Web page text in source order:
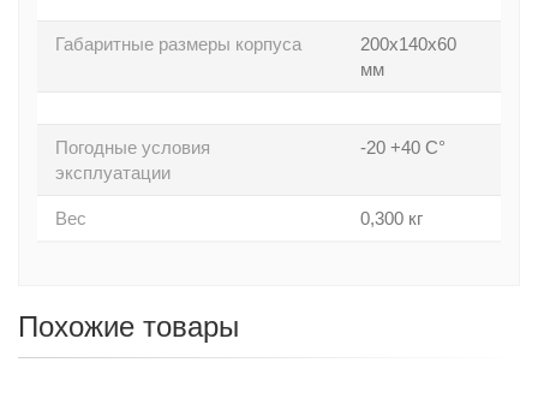
Габаритные размеры корпуса
200х140х60
мм
Погодные условия
эксплуатации
-20 +40 С°
Вес 0,300 кг
Похожие товары